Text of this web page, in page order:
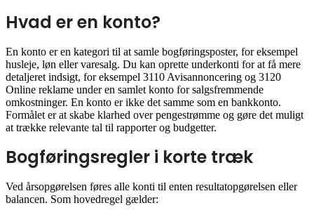
Hvad er en konto?
En konto er en kategori til at samle bogføringsposter, for eksempel
husleje, løn eller varesalg. Du kan oprette underkonti for at få mere
detaljeret indsigt, for eksempel 3110 Avisannoncering og 3120
Online reklame under en samlet konto for salgsfremmende
omkostninger. En konto er ikke det samme som en bankkonto.
Formålet er at skabe klarhed over pengestrømme og gøre det muligt
at trække relevante tal til rapporter og budgetter.
Bogføringsregler i korte træk
Ved årsopgørelsen føres alle konti til enten resultatopgørelsen eller
balancen. Som hovedregel gælder: